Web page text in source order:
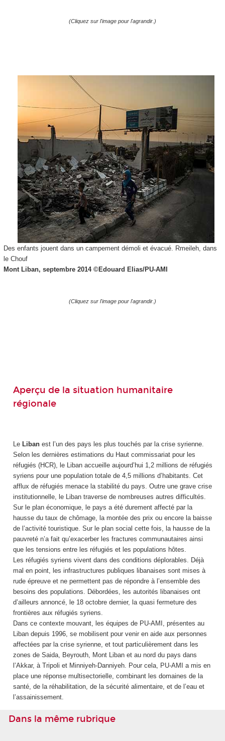
(Cliquez sur l'image pour l'agrandir.)
Des enfants jouent dans un campement démoli et évacué. Rmeileh, dans
le Chouf
Mont Liban, septembre 2014 ©Edouard Elias/PU-AMI
(Cliquez sur l'image pour l'agrandir.)
Aperçu de la situation humanitaire
régionale
Le Liban est l’un des pays les plus touchés par la crise syrienne.
Selon les dernières estimations du Haut commissariat pour les
réfugiés (HCR), le Liban accueille aujourd’hui 1,2 millions de réfugiés
syriens pour une population totale de 4,5 millions d’habitants. Cet
afflux de réfugiés menace la stabilité du pays. Outre une grave crise
institutionnelle, le Liban traverse de nombreuses autres difficultés.
Sur le plan économique, le pays a été durement affecté par la
hausse du taux de chômage, la montée des prix ou encore la baisse
de l’activité touristique. Sur le plan social cette fois, la hausse de la
pauvreté n’a fait qu’exacerber les fractures communautaires ainsi
que les tensions entre les réfugiés et les populations hôtes.
Les réfugiés syriens vivent dans des conditions déplorables. Déjà
mal en point, les infrastructures publiques libanaises sont mises à
rude épreuve et ne permettent pas de répondre à l’ensemble des
besoins des populations. Débordées, les autorités libanaises ont
d’ailleurs annoncé, le 18 octobre dernier, la quasi fermeture des
frontières aux réfugiés syriens.
Dans ce contexte mouvant, les équipes de PU-AMI, présentes au
Liban depuis 1996, se mobilisent pour venir en aide aux personnes
affectées par la crise syrienne, et tout particulièrement dans les
zones de Saida, Beyrouth, Mont Liban et au nord du pays dans
l’Akkar, à Tripoli et Minniyeh-Danniyeh. Pour cela, PU-AMI a mis en
place une réponse multisectorielle, combinant les domaines de la
santé, de la réhabilitation, de la sécurité alimentaire, et de l’eau et
l’assainissement.
Dans la même rubrique